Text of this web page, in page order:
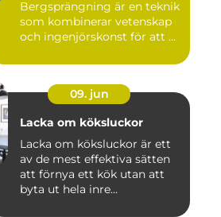
Bergsprängning är en teknik
som kombinerar vetenskap
och ingenjörskonst för att ...
09. jun
Lacka om köksluckor
Lacka om köksluckor är ett
av de mest effektiva sätten
att förnya ett kök utan att
byta ut hela inre...